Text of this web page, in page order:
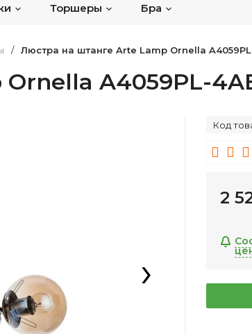
Торшеры Бра
/ Люстра на штанге Arte Lamp Ornella
A4059PL-
›
Код
2